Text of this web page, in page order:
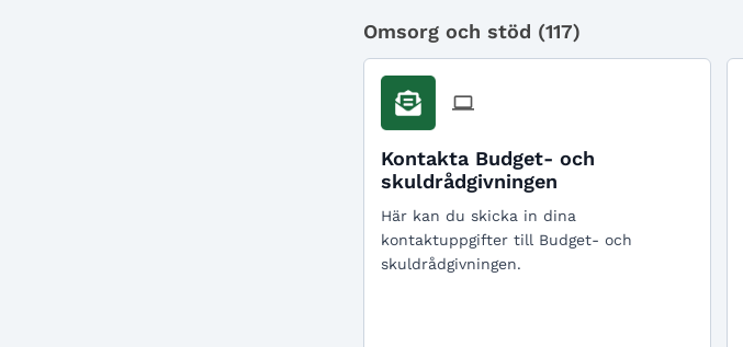
Omsorg och stöd (117)
Kontakta Budget- och
skuldrådgivningen
Här kan du skicka in dina
kontaktuppgifter till Budget- och
skuldrådgivningen.